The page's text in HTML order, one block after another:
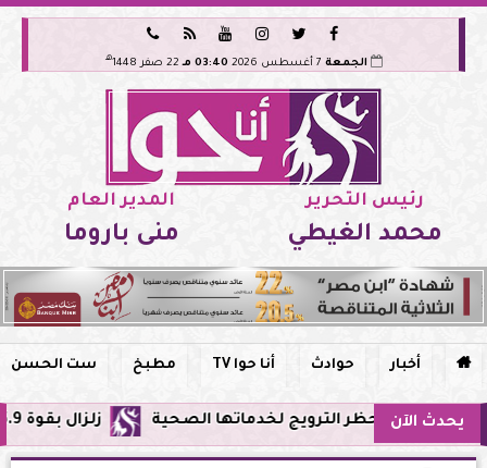






الجمعة 03:40 مـ 22 صفر 1448 هـ
رئيس التحرير
محمد الغيطي
المدير العام
منى باروما
 أخبار حوادث أنا حوا TV مطبخ ست الحسن
يحدث الآن زلزال بقوة 5.9 ريختر يشعر به سكان القاهرة وعدة محافظات.. مركزه شرق البحر المتوسط الترويج لخدماتها الصحية